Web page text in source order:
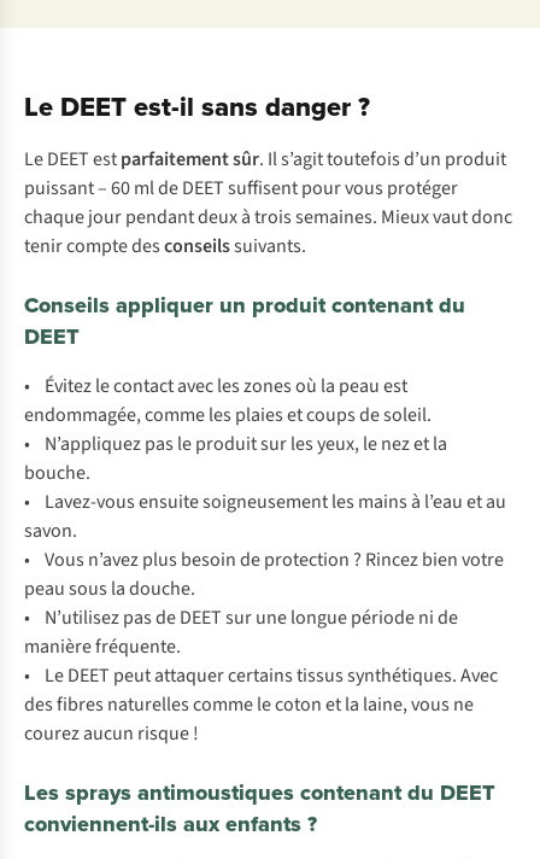
Le DEET est-il sans danger ?
Le DEET estparfaitement sûr. Il s’agit toutefois d’un produit
puissant – 60 ml de DEET suffisent pour vous protéger
chaque jour pendant deux à trois semaines. Mieux vaut donc
tenir compte desconseilssuivants.
Conseils appliquer un produit contenant du
DEET
• Évitez le contact avec les zones où la peau est
endommagée, comme les plaies et coups de soleil.
• N’appliquez pas le produit sur les yeux, le nez et la
bouche.
• Lavez-vous ensuite soigneusement les mains à l’eau et au
savon.
• Vous n’avez plus besoin de protection ? Rincez bien votre
peau sous la douche.
• N’utilisez pas de DEET sur une longue période ni de
manière fréquente.
• Le DEET peut attaquer certains tissus synthétiques. Avec
des fibres naturelles comme le coton et la laine, vous ne
courez aucun risque !
Les sprays antimoustiques contenant du DEET
conviennent-ils aux enfants ?